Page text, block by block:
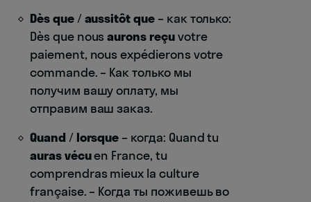
Dès que/aussitôt que– как только:
Dès que nousaurons reçuvotre
paiement, nous expédierons votre
commande. – Как только мы
получим вашу оплату, мы
отправим ваш заказ.
Quand / lorsque – когда: Quand tu
auras vécuen France, tu
comprendras mieux la culture
française. – Когда ты поживешь во